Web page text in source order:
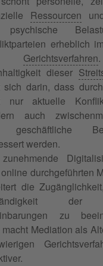
Ressourcen
erheblich
Gerichtsverfahren
dieser
sich darin, dass
nur aktuelle
auch
geschäftliche
werden.
durchgeführten
die
der
zu
Mediation als